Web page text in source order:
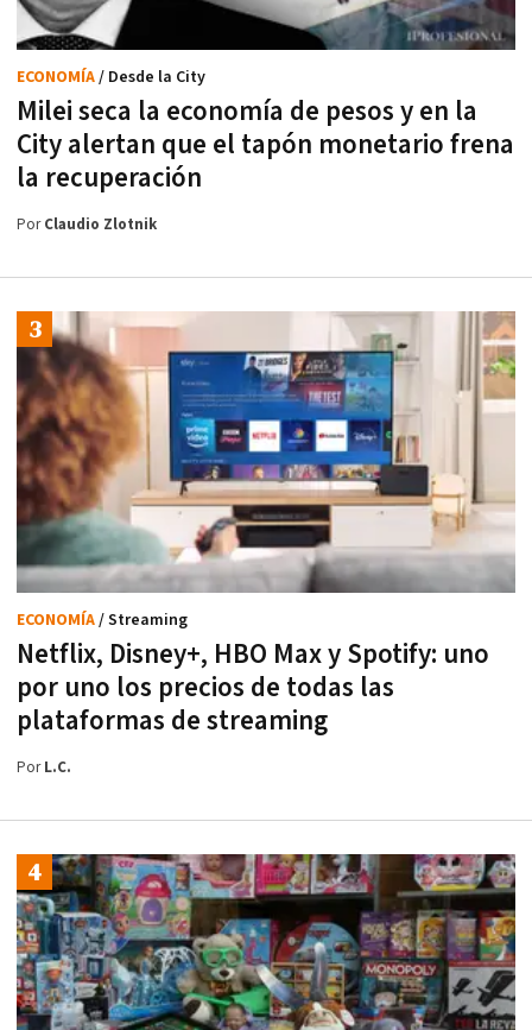
Milei seca la economía de pesos y en la
City alertan que el tapón monetario frena
la recuperación
ECONOMÍA/ Desde la City
PorClaudio Zlotnik
Netflix, Disney+, HBO Max y Spotify: uno
por uno los precios de todas las
plataformas de streaming
ECONOMÍA/ Streaming
PorL.C.